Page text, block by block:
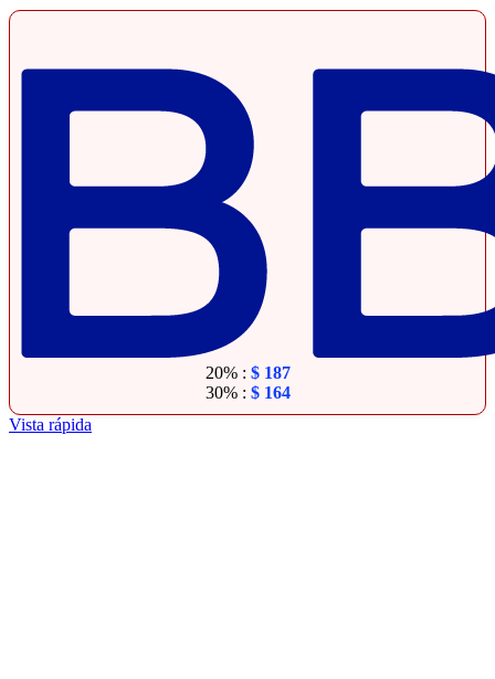
20% : $187
30% : $164
Vista rápida